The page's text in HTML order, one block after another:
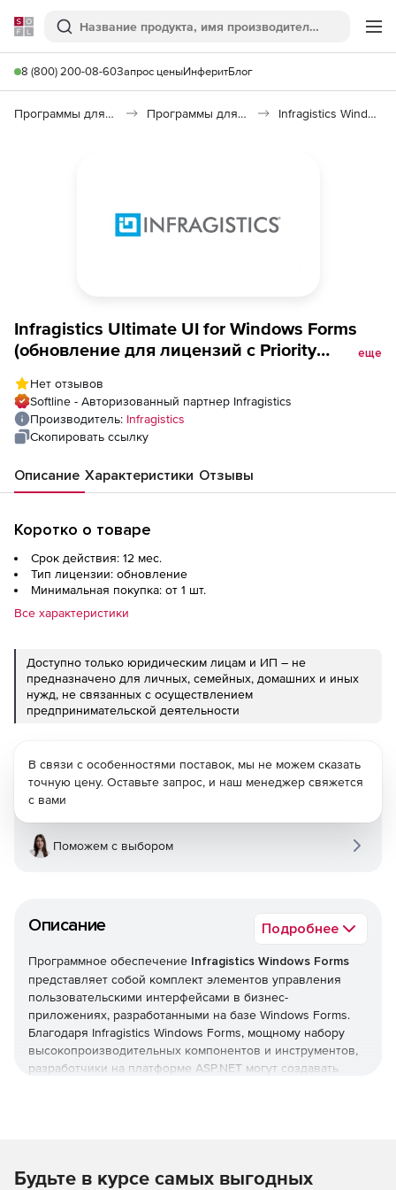
Softline
Поиск
8 (800) 200-08-60Запрос ценыИнферитБлог
Программы для программирования Программы для разработки ПО Infragistics Windows Forms 17.2
Infragistics Ultimate UI for Windows Forms
(обновление для лицензий с Priority
еще
Нет отзывов
Softline - Авторизованный партнер Infragistics
Производитель: Infragistics
Скопировать ссылку
Описание Характеристики Отзывы
Коротко о товаре
Срок действия: 12 мес.
Тип лицензии: обновление
Минимальная покупка: от 1 шт.
Все характеристики
Доступно только юридическим лицам и ИП – не
предназначено для личных, семейных, домашних и иных
нужд, не связанных с осуществлением
предпринимательской деятельности
Описание Подробнее
Программное обеспечение Infragistics Windows Forms
представляет собой комплект элементов управления
пользовательскими интерфейсами в бизнес-
приложениях, разработанными на базе Windows Forms.
Благодаря Infragistics Windows Forms, мощному набору
высокопроизводительных компонентов и инструментов,
разработчики на платформе ASP.NET могут создавать
В связи с особенностями поставок, мы не можем сказать
точную цену. Оставьте запрос, и наш менеджер свяжется
с вами
Поможем с выбором
Будьте в курсе самых выгодных